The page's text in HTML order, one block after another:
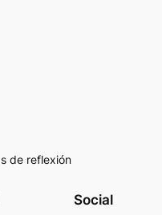
de reflexión
Social